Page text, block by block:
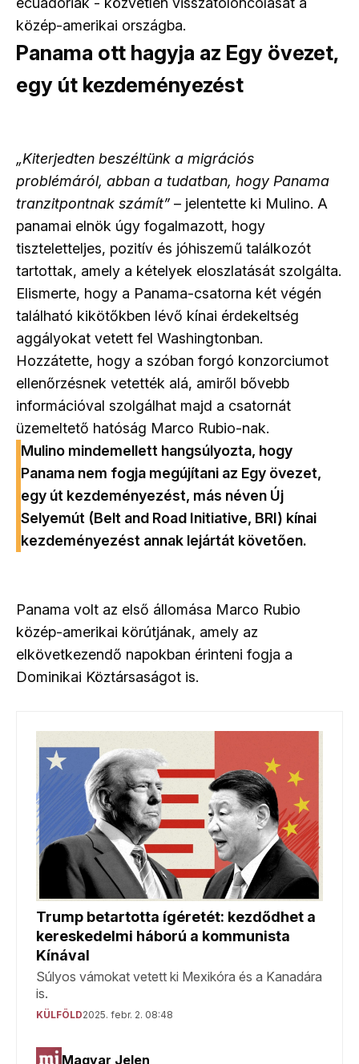
közép-amerikai országba.
Panama ott hagyja az Egy övezet,
egy út kezdeményezést
„Kiterjedten beszéltünk a migrációs
problémáról, abban a tudatban, hogy Panama
tranzitpontnak számít” – jelentette ki Mulino. A
panamai elnök úgy fogalmazott, hogy
tiszteletteljes, pozitív és jóhiszemű találkozót
tartottak, amely a kételyek eloszlatását szolgálta.
Elismerte, hogy a Panama-csatorna két végén
található kikötőkben lévő kínai érdekeltség
aggályokat vetett fel Washingtonban.
Hozzátette, hogy a szóban forgó konzorciumot
ellenőrzésnek vetették alá, amiről bővebb
információval szolgálhat majd a csatornát
üzemeltető hatóság Marco Rubio-nak.
Mulino mindemellett hangsúlyozta, hogy
Panama nem fogja megújítani az Egy övezet,
egy út kezdeményezést, más néven Új
Selyemút (Belt and Road Initiative, BRI) kínai
kezdeményezést annak lejártát követően.
Panama volt az első állomása Marco Rubio
közép-amerikai körútjának, amely az
elkövetkezendő napokban érinteni fogja a
Dominikai Köztársaságot is.